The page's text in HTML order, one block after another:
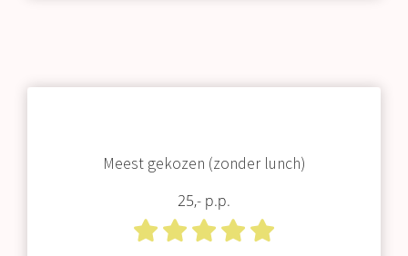
Meest gekozen (zonder lunch)
25,- p.p.